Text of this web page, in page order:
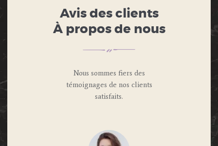
Avis des clients
À propos de nous
Nous sommes fiers des
témoignages de nos clients
satisfaits.